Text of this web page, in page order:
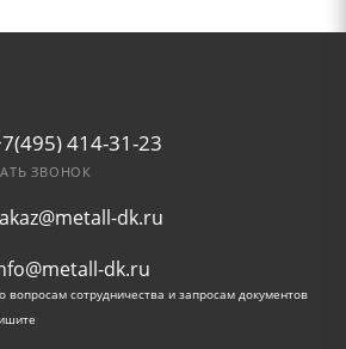
414-31-23
ЗВОНОК
dk.ru
dk.ru
вопросам сотрудничества и запросам документов